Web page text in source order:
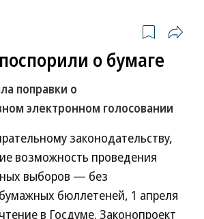
о бумаге
поправки о
электронном голосовании
законодательству,
возможность проведения
выборов — без
бюллетеней, 1 апреля
в Госдуме. Законопроект